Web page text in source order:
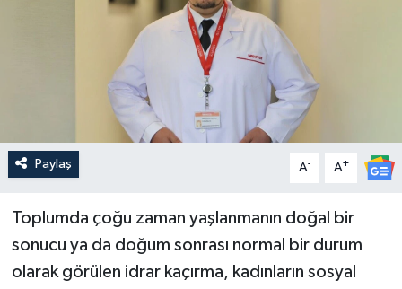
Paylaş A- A+
Toplumda çoğu zaman yaşlanmanın doğal bir
sonucu ya da doğum sonrası normal bir durum
olarak görülen idrar kaçırma, kadınların sosyal
Sağlık & Yaşam
Spor